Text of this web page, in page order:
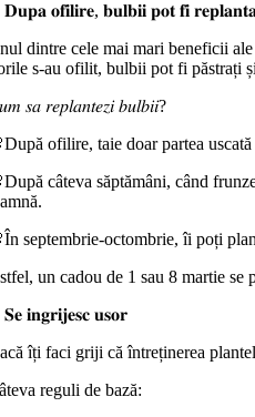
𝐨𝐟𝐢𝐥𝐢𝐫𝐞, 𝐛𝐮𝐥𝐛𝐢𝐢 𝐩𝐨𝐭 𝐟𝐢
dintre cele mai mari beneficii
s-au ofilit, bulbii pot fi păstrați
𝑠𝑎 𝑟𝑒𝑝𝑙𝑎𝑛𝑡𝑒𝑧𝑖 𝑏𝑢𝑙𝑏𝑖𝑖?
ofilire, taie doar partea
câteva săptămâni, când
septembrie-octombrie, îi poți
un cadou de 1 sau 8 martie se
𝐢𝐧𝐠𝐫𝐢𝐣𝐞𝐬𝐜 𝐮𝐬𝐨𝐫
îți faci griji că întreținerea
reguli de bază: